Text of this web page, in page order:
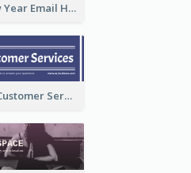
3-Colour New Year Email Header
Blue Formal Customer Services Email Header